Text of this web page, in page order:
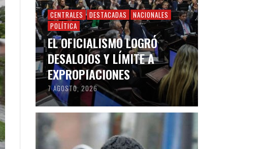
CENTRALES DESTACADAS
NACIONALES
POLÍTICA
EL OFICIALISMO LOGRÓ
DESALOJOS Y LÍMITE A
EXPROPIACIONES
7 AGOSTO, 2026